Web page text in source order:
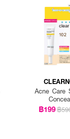
Acne Care
฿199฿